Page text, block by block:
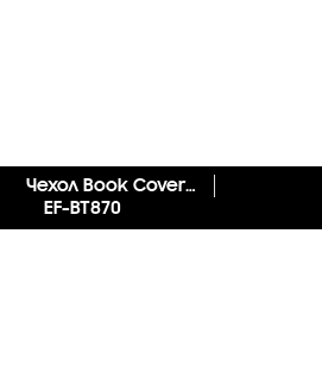
Чехол Book Cover Tab S7
EF-BT870